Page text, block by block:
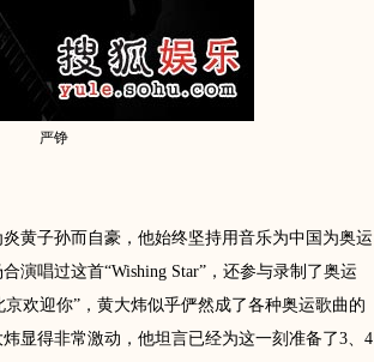
严铮
子孙而自豪，他始终坚持用音乐为中国为奥运
演唱过这首“Wishing Star”，还参与录制了奥运
京欢迎你”，黄大炜似乎俨然成了各种奥运歌曲的
显得非常激动，他坦言已经为这一刻准备了3、4